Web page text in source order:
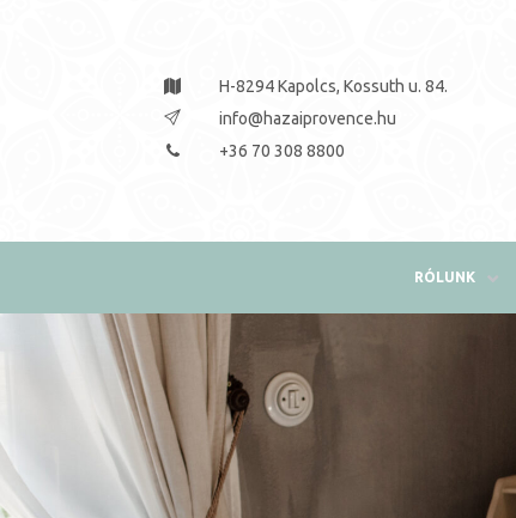
H-8294 Kapolcs, Kossuth u. 84.
info@hazaiprovence.hu
+36 70 308 8800
RÓLUNK